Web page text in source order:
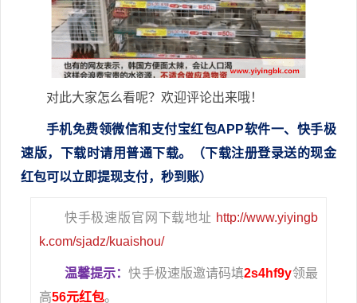
对此大家怎么看呢？欢迎评论出来哦！
手机免费领微信和支付宝红包APP软件一、快手极
速版，下载时请用普通下载。（下载注册登录送的现金
红包可以立即提现支付，秒到账）
快手极速版官网下载地址 http://www.yiyingb
k.com/sjadz/kuaishou/
温馨提示：快手极速版邀请码填2s4hf9y领最
高56元红包。